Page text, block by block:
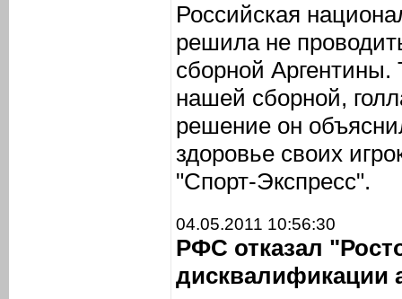
Российская
решила не
сборной Аргентины.
нашей сборной,
решение он
здоровье своих
"Спорт-Экспресс".
04.05.2011 10:56:30
РФС отказал
дисквалификации